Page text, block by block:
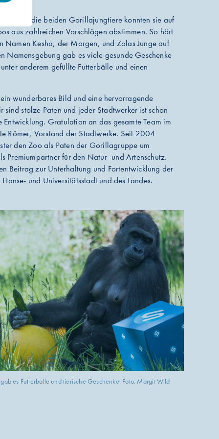
Für die beiden Gorillajungtiere konnten sie auf
aus zahlreichen Vorschlägen abstimmen. So hört
Namen Kesha, der Morgen, und Zolas Junge auf
Namensgebung gab es viele gesunde Geschenke
anderem gefüllte Futterbälle und einen
wunderbares Bild und eine hervorragende
sind stolze Paten und jeder Stadtwerker ist schon
Gratulation an das gesamte Team im
Römer, Vorstand der Stadtwerke. Seit 2004
den Zoo als Paten der Gorillagruppe um
Premiumpartner für den Natur- und Artenschutz.
Beitrag zur Unterhaltung und Fortentwicklung der
und Universitätsstadt und des Landes.
es Futterbälle und tierische Geschenke. Foto: Margit Wild